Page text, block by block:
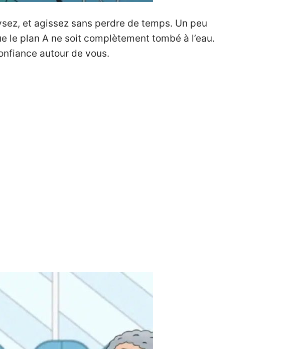
et agissez sans perdre de temps. Un peu
le plan A ne soit complètement tombé à l’eau.
autour de vous.